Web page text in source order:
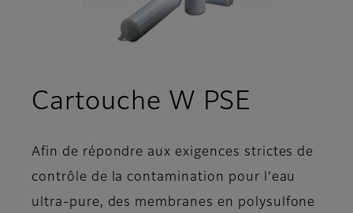
Cartouche W PSE
Afin de répondre aux exigences strictes de
contrôle de la contamination pour l’eau
ultra-pure, des membranes en polysulfone